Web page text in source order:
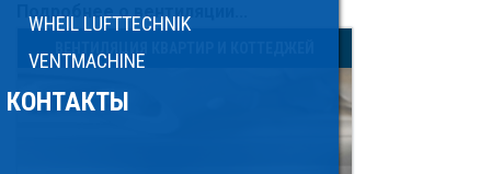
WHEIL LUFTTECHNIK
VENTMACHINE
КОНТАКТЫ
Подробнее о вентиляции...